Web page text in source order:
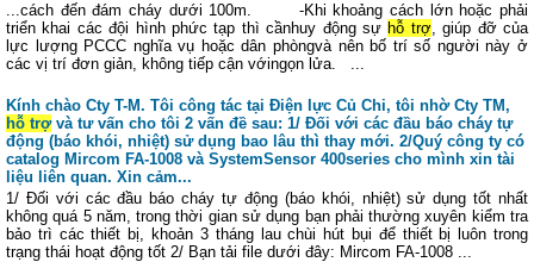
...cách đến đám cháy dưới 100m. -Khi khoảng cách lớn hoặc phải
triển khai các đội hình phức tạp thì cầnhuy động sự hỗ trợ, giúp đỡ của
lực lượng PCCC nghĩa vụ hoặc dân phòngvà nên bố trí số người này ở
các vị trí đơn giản, không tiếp cận vớingọn lửa. ...
Kính chào Cty T-M. Tôi công tác tại Điện lực Củ Chi, tôi nhờ Cty TM,
hỗ trợvà tư vấn cho tôi 2 vấn đề sau: 1/ Đối với các đầu báo cháy tự
động (báo khói, nhiệt) sử dụng bao lâu thì thay mới. 2/Quý công ty có
catalog Mircom FA-1008 và SystemSensor 400series cho mình xin tài
liệu liên quan. Xin cảm...
1/ Đối với các đầu báo cháy tự động (báo khói, nhiệt) sử dụng tốt nhất
không quá 5 năm, trong thời gian sử dụng bạn phải thường xuyên kiểm tra
bảo trì các thiết bị, khoản 3 tháng lau chùi hút bụi để thiết bị luôn trong
trạng thái hoạt động tốt 2/ Bạn tải file dưới đây: Mircom FA-1008 ...